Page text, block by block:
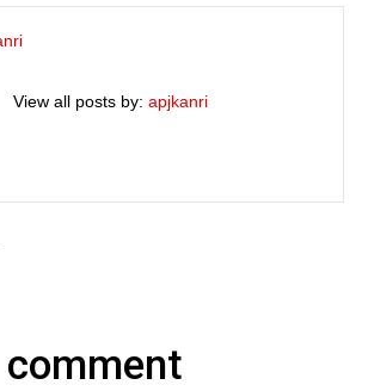
View all posts by: apjkanri
comment